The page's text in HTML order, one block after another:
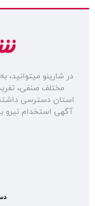
مختلف صنفی،
استان دسترسی داشته
آگهی استخدام نیرو